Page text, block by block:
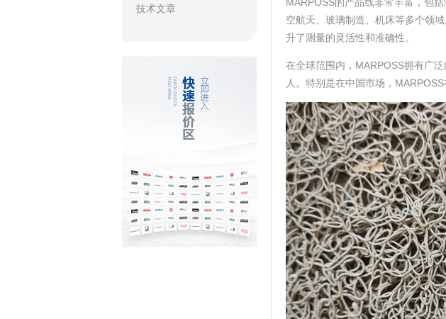
技术文章
空航天、玻璃制造、机床等多个领
升了测量的灵活性和准确性‌。
在全球范围内，MARPOSS拥有广
人‌。特别是在中国市场，